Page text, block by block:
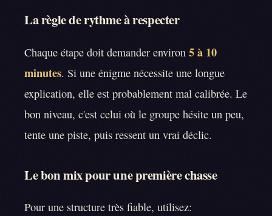
La règle de rythme à respecter
Chaque étape doit demander environ 5 à 10
minutes. Si une énigme nécessite une longue
explication, elle est probablement mal calibrée. Le
bon niveau, c'est celui où le groupe hésite un peu,
tente une piste, puis ressent un vrai déclic.
Le bon mix pour une première chasse
Pour une structure très fiable, utilisez: